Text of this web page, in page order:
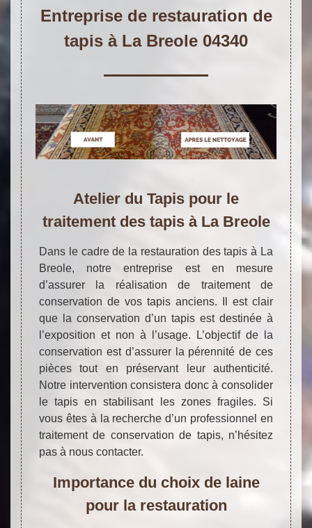
Entreprise de restauration de
tapis à La Breole 04340
Atelier du Tapis pour le
traitement des tapis à La Breole
Dans le cadre de la restauration des tapis à La
Breole, notre entreprise est en mesure
d’assurer la réalisation de traitement de
conservation de vos tapis anciens. Il est clair
que la conservation d’un tapis est destinée à
l’exposition et non à l’usage. L’objectif de la
conservation est d’assurer la pérennité de ces
pièces tout en préservant leur authenticité.
Notre intervention consistera donc à consolider
le tapis en stabilisant les zones fragiles. Si
vous êtes à la recherche d’un professionnel en
traitement de conservation de tapis, n’hésitez
pas à nous contacter.
Importance du choix de laine
pour la restauration